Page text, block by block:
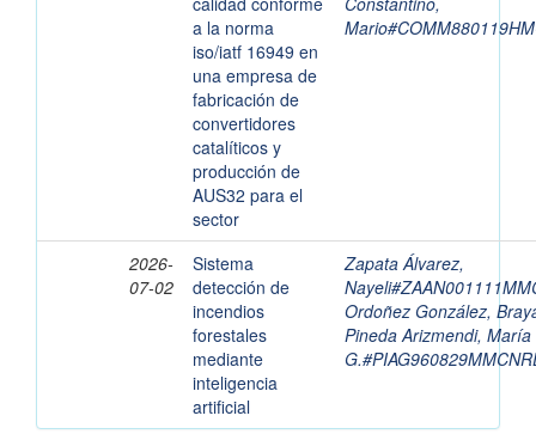
a la norma
iso/iatf 16949 en
una empresa de
fabricación de
convertidores
catalíticos y
producción de
AUS32 para el
sector
2026-
07-02
Sistema
detección de
incendios
forestales
mediante
inteligencia
artificial
Zapata Álvarez,
Ordoñez González,
Pineda Arizmendi, María